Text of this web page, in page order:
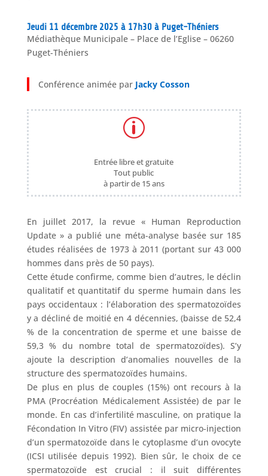
Jeudi 11 décembre 2025 à 17h30 à Puget-Théniers
Médiathèque Municipale – Place de l’Eglise – 06260
Puget-Théniers
Conférence animée parJacky Cosson
p
Entrée libre et gratuite
Tout public
à partir de 15 ans
​En juillet 2017, la revue « Human Reproduction
Update » a publié une méta-analyse basée sur 185
études réalisées de 1973 à 2011 (portant sur 43 000
hommes dans près de 50 pays).
Cette étude confirme, comme bien d’autres, le déclin
qualitatif et quantitatif du sperme humain dans les
pays occidentaux : l’élaboration des spermatozoïdes
y a décliné de moitié en 4 décennies, (baisse de 52,4
% de la concentration de sperme et une baisse de
59,3 % du nombre total de spermatozoïdes). S’y
ajoute la description d’anomalies nouvelles de la
structure des spermatozoïdes humains.
De plus en plus de couples (15%) ont recours à la
PMA (Procréation Médicalement Assistée) de par le
monde. En cas d’infertilité masculine, on pratique la
Fécondation In Vitro (FIV) assistée par micro-injection
d’un spermatozoïde dans le cytoplasme d’un ovocyte
(ICSI utilisée depuis 1992). Bien sûr, le choix de ce
spermatozoïde est crucial : il suit différentes